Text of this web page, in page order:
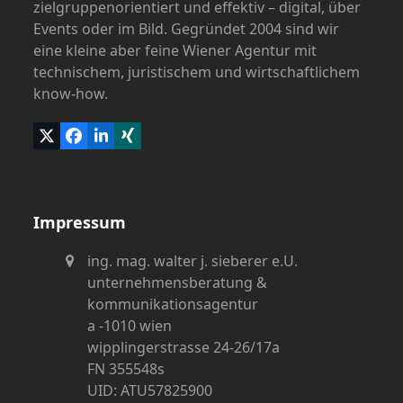
zielgruppenorientiert und effektiv – digital, über
Events oder im Bild. Gegründet 2004 sind wir
eine kleine aber feine Wiener Agentur mit
technischem, juristischem und wirtschaftlichem
know-how.
TwitterFacebook
LinkedIn
Xing
Impressum
ing. mag. walter j. sieberer e.U.
unternehmensberatung &
kommunikationsagentur
a -1010 wien
wipplingerstrasse 24-26/17a
FN 355548s
UID: ATU57825900